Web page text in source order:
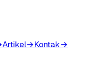
Artikel→Kontak→